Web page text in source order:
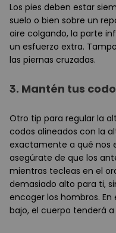
Los pies deben estar
suelo o bien sobre un
aire colgando, la parte
un esfuerzo extra.
las piernas cruzadas.
3. Mantén tus
Otro tip para regular la
codos alineados con la
exactamente a qué nos
asegúrate de que los
mientras tecleas en el
demasiado alto para ti,
encoger los hombros.
bajo, el cuerpo tenderá